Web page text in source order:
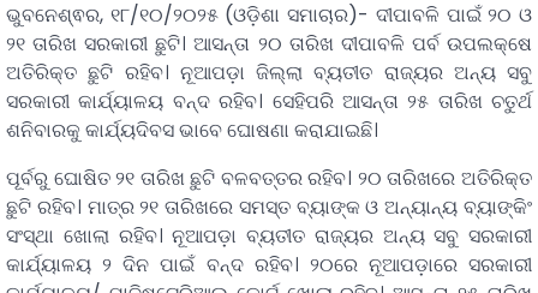
ଭୁବନେଶ୍ଵର, ୧୮/୧୦/୨୦୨୫ (ଓଡ଼ିଶା ସମାଚାର)- ଦୀପାବଳି ପାଇଁ ୨୦ ଓ
୨୧ ତାରିଖ ସରକାରୀ ଛୁଟି। ଆସନ୍ତା ୨୦ ତାରିଖ ଦୀପାବଳି ପର୍ବ ଉପଲକ୍ଷେ
ଅତିରିକ୍ତ ଛୁଟି ରହିବ। ନୂଆପଡ଼ା ଜିଲ୍ଲା ବ୍ୟତୀତ ରାଜ୍ୟର ଅନ୍ୟ ସବୁ
ସରକାରୀ କାର୍ଯ୍ୟାଳୟ ବନ୍ଦ ରହିବ। ସେହିପରି ଆସନ୍ତା ୨୫ ତାରିଖ ଚତୁର୍ଥ
ଶନିବାରକୁ କାର୍ଯ୍ୟଦିବସ ଭାବେ ଘୋଷଣା କରାଯାଇଛି।
ପୂର୍ବରୁ ଘୋଷିତ ୨୧ ତାରିଖ ଛୁଟି ବଳବତ୍ତର ରହିବ। ୨୦ ତାରିଖରେ ଅତିରିକ୍ତ
ଛୁଟି ରହିବ। ମାତ୍ର ୨୧ ତାରିଖରେ ସମସ୍ତ ବ୍ୟାଙ୍କ ଓ ଅନ୍ୟାନ୍ୟ ବ୍ୟାଙ୍କିଂ
ସଂସ୍ଥା ଖୋଲା ରହିବ। ନୂଆପଡ଼ା ବ୍ୟତୀତ ରାଜ୍ୟର ଅନ୍ୟ ସବୁ ସରକାରୀ
କାର୍ଯ୍ୟାଳୟ ୨ ଦିନ ପାଇଁ ବନ୍ଦ ରହିବ। ୨୦ରେ ନୂଆପଡ଼ାରେ ସରକାରୀ